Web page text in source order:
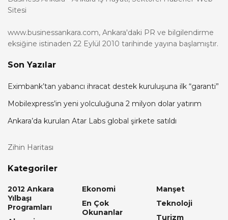
Sitesi
www.businessankara.com, Ankara'daki PR ve bilgilendirme
eksiğine istinaden 22 Eylül 2010 tarihinde yayına başlamıştır.
Son Yazılar
Eximbank’tan yabancı ihracat destek kuruluşuna ilk “garanti”
Mobilexpress’in yeni yolculuğuna 2 milyon dolar yatırım
Ankara’da kurulan Atar Labs global şirkete satıldı
Zihin Haritası
Kategoriler
2012 Ankara
Yılbaşı
Programları
Ekonomi
En Çok
Okunanlar
Manşet
Teknoloji
Turizm